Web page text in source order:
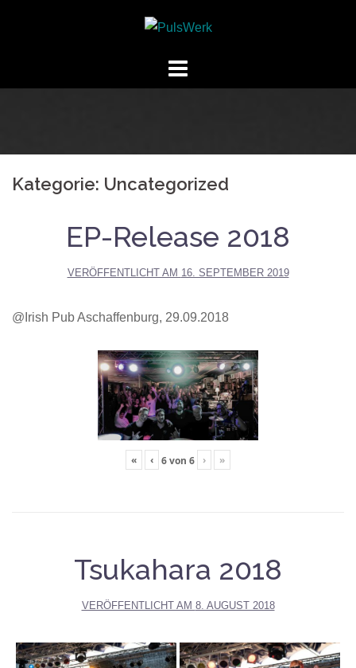
Kategorie: Uncategorized
EP-Release 2018
VERÖFFENTLICHT AM 16. SEPTEMBER 2019
@Irish Pub Aschaffenburg, 29.09.2018
« ‹ 6von 6 › »
Tsukahara 2018
VERÖFFENTLICHT AM 8. AUGUST 2018